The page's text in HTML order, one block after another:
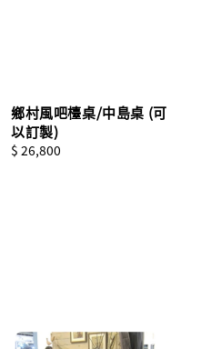
鄉村風吧檯桌/中島桌 (可
以訂製)
Regular
$ 26,800